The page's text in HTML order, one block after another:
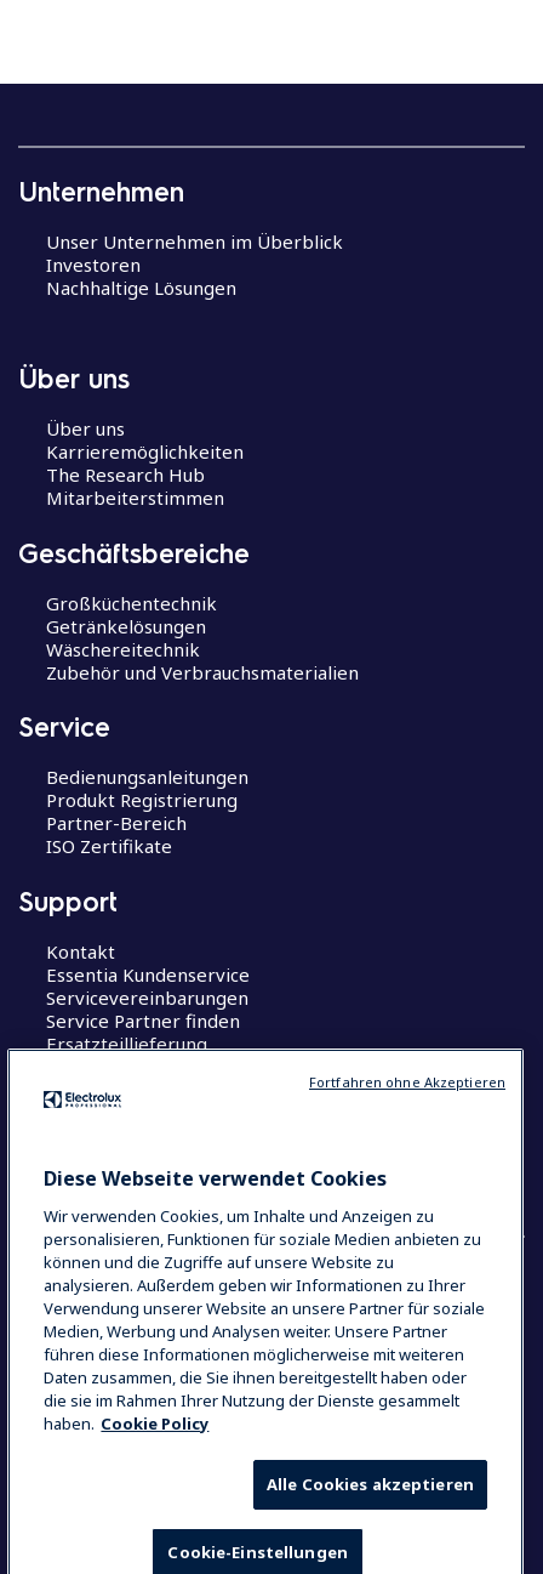
Unternehmen
Unser Unternehmen im Überblick
Investoren
Nachhaltige Lösungen
Über uns
Über uns
Karrieremöglichkeiten
The Research Hub
Mitarbeiterstimmen
Geschäftsbereiche
Großküchentechnik
Getränkelösungen
Wäschereitechnik
Zubehör und Verbrauchsmaterialien
Service
Bedienungsanleitungen
Produkt Registrierung
Partner-Bereich
ISO Zertifikate
Support
Kontakt
Essentia Kundenservice
Servicevereinbarungen
Service Partner finden
Ersatzteillieferung
Wissenswertes
The Research Hub
COUNTRY AND LANGUAGE
IHRE AUSWAHL: ÖSTERREICH
Datenschutzerklärung
Nutzungsbedingungen
Diese Webseite verwendet Cookies
Wir verwenden Cookies, um Inhalte und Anzeigen zu
personalisieren, Funktionen für soziale Medien anbieten zu
können und die Zugriffe auf unsere Website zu
analysieren. Außerdem geben wir Informationen zu Ihrer
Verwendung unserer Website an unsere Partner für soziale
Medien, Werbung und Analysen weiter. Unsere Partner
führen diese Informationen möglicherweise mit weiteren
Daten zusammen, die Sie ihnen bereitgestellt haben oder
die sie im Rahmen Ihrer Nutzung der Dienste gesammelt
haben. Cookie Policy
Alle Cookies akzeptieren
Cookie-Einstellungen
Fortfahren ohne Akzeptieren